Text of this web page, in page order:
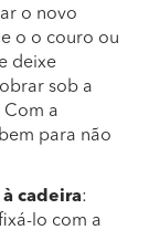
o novo
o o couro ou
deixe
sob a
Com a
para não
cadeira:
lo com a